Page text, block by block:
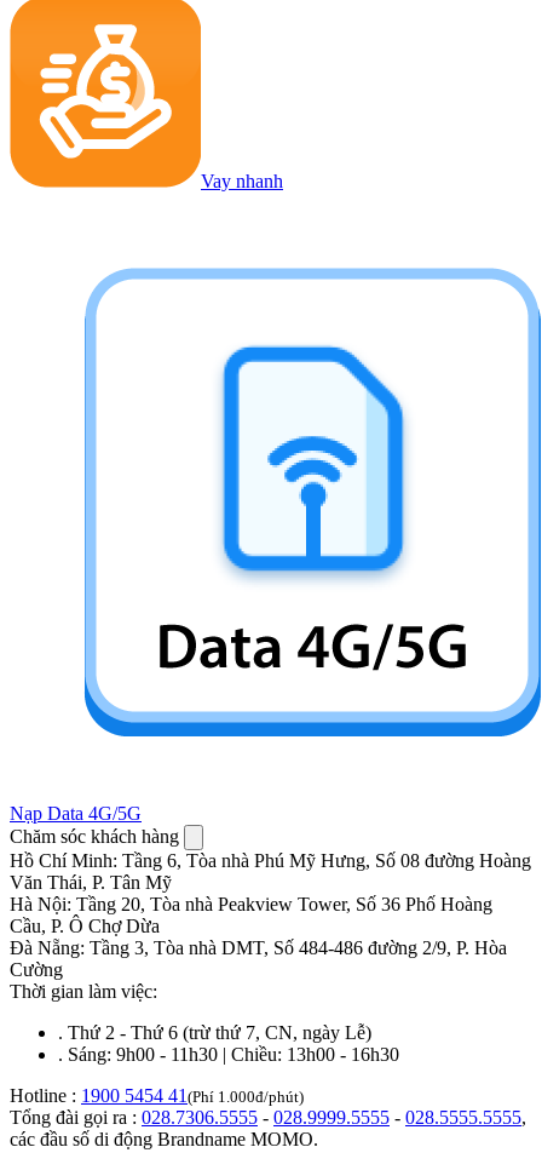
Vay nhanh
Nạp Data 4G/5G
Chăm sóc khách hàng
Hồ Chí Minh: Tầng 6, Tòa nhà Phú Mỹ Hưng, Số 08 đường Hoàng
Văn Thái, P. Tân Mỹ
Hà Nội: Tầng 20, Tòa nhà Peakview Tower, Số 36 Phố Hoàng
Cầu, P. Ô Chợ Dừa
Đà Nẵng: Tầng 3, Tòa nhà DMT, Số 484-486 đường 2/9, P. Hòa
Cường
Thời gian làm việc:
. Thứ 2 - Thứ 6 (trừ thứ 7, CN, ngày Lễ)
. Sáng: 9h00 - 11h30 | Chiều: 13h00 - 16h30
Hotline : 1900 5454 41 (Phí 1.000đ/phút)
Tổng đài gọi ra : 028.7306.5555 - 028.9999.5555 - 028.5555.5555,
các đầu số di động Brandname MOMO.